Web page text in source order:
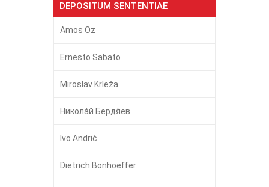
DEPOSITUM SENTENTIAE
Amos Oz
Ernesto Sabato
Miroslav Krleža
Никола́й Бердя́ев
Ivo Andrić
Dietrich Bonhoeffer